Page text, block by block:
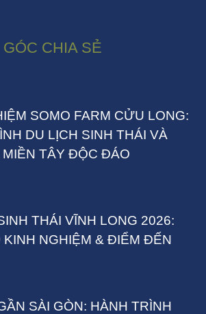
GÓC CHIA SẺ
SOMO FARM CỬU LONG:
DU LỊCH SINH THÁI VÀ
MIỀN TÂY ĐỘC ĐÁO
THÁI VĨNH LONG 2026:
KINH NGHIỆM & ĐIỂM ĐẾN
SÀI GÒN: HÀNH TRÌNH